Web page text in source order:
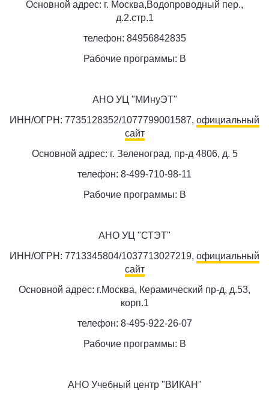
Основной адрес: г. Москва,Водопроводный пер.,
д.2.стр.1
телефон: 84956842835
Рабочие программы: B
АНО УЦ "МИнуЭТ"
ИНН/ОГРН: 7735128352/1077799001587, официальный
сайт
Основной адрес: г. Зеленоград, пр-д 4806, д. 5
телефон: 8-499-710-98-11
Рабочие программы: B
АНО УЦ "СТЭТ"
ИНН/ОГРН: 7713345804/1037713027219, официальный
сайт
Основной адрес: г.Москва, Керамический пр-д, д.53,
корп.1
телефон: 8-495-922-26-07
Рабочие программы: B
АНО Учебный центр "ВИКАН"